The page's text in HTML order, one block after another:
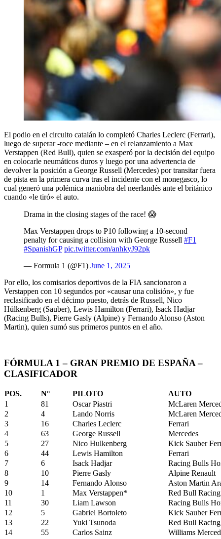
El podio en el circuito catalán lo completó Charles Leclerc (Ferrari),
luego de superar -roce mediante – en el relanzamiento a Max
Verstappen (Red Bull), quien se exasperó por la decisión del equipo
en colocarle neumáticos duros y luego por una advertencia de
devolver la posición a George Russell (Mercedes) por transitar fuera
de pista en la primera curva tras el incidente con el monegasco, lo
cual generó una polémica maniobra del neerlandés ante el británico
cuando «le tiró» el auto.
Drama in the closing stages of the race! 😱
Max Verstappen drops to P10 following a 10-second
penalty for causing a collision with George Russell #F1
#SpanishGP pic.twitter.com/anhkyJ92pk
— Formula 1 (@F1) June 1, 2025
Por ello, los comisarios deportivos de la FIA sancionaron a
Verstappen con 10 segundos por «causar una colisión», y fue
reclasificado en el décimo puesto, detrás de Russell, Nico
Hülkenberg (Sauber), Lewis Hamilton (Ferrari), Isack Hadjar
(Racing Bulls), Pierre Gasly (Alpine) y Fernando Alonso (Aston
Martin), quien sumó sus primeros puntos en el año.
FÓRMULA 1 – GRAN PREMIO DE ESPAÑA –
CLASIFICADOR
POS. N° PILOTO
AUTO
1
81 Oscar Piastri
McLaren
2
4 Lando Norris
McLaren
3
16 Charles Leclerc
Ferrari
4
63 George Russell
Mercedes
5
27 Nico Hulkenberg
Kick Sauber
6
44 Lewis Hamilton
Ferrari
7
6 Isack Hadjar
Racing Bulls
8
10 Pierre Gasly
Alpine Renault
9
14 Fernando Alonso
Aston Martin
10
1 Max Verstappen*
Red Bull
11
30 Liam Lawson
Racing Bulls
12
5 Gabriel Bortoleto
Kick Sauber
13
22 Yuki Tsunoda
Red Bull
14
55 Carlos Sainz
Williams